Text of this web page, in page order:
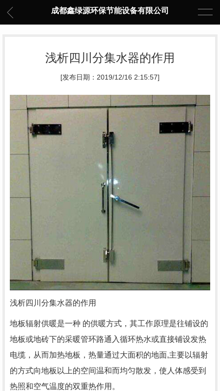
成都鑫绿源环保节能设备有限公司
浅析四川分集水器的作用
[发布日期：2019/12/16 2:15:57]
浅析四川分集水器的作用
地板辐射供暖是一种 的供暖方式，其工作原理是往铺设的
地板或地砖下的采暖管环路通入循环热水或直接铺设发热
电缆，从而加热地板，热量通过大面积的地面,主要以辐射
的方式向地板以上的空间温和而均匀散发，使人体感受到
热照和空气温度的双重热作用。